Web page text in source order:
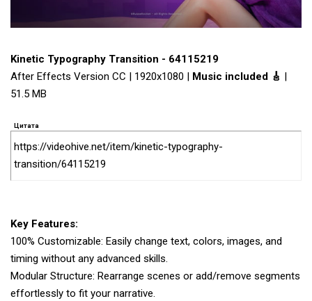
Kinetic Typography Transition - 64115219
After Effects Version CC | 1920x1080 | Music included 🎸 |
51.5 MB
Цитата
https://videohive.net/item/kinetic-typography-
transition/64115219
Key Features:
100% Customizable: Easily change text, colors, images, and
timing without any advanced skills.
Modular Structure: Rearrange scenes or add/remove segments
effortlessly to fit your narrative.